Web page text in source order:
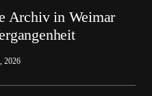
Archiv in Weimar
2026